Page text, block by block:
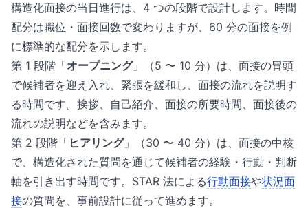
構造化面接の当日進行は、4 つの段階で設計します。時間
配分は職位・面接回数で変わりますが、60 分の面接を例
に標準的な配分を示します。
第 1 段階「オープニング」（5 〜 10 分）は、面接の冒頭
で候補者を迎え入れ、緊張を緩和し、面接の流れを説明す
る時間です。挨拶、自己紹介、面接の所要時間、面接後の
流れの説明などを含みます。
第 2 段階「 ヒアリング」（30 〜 40 分）は、面接の中核
で、構造化された質問を通じて候補者の経験・行動・判断
軸を引き出す時間です。STAR 法による行動面接や状況面
接の質問を、事前設計に従って進めます。